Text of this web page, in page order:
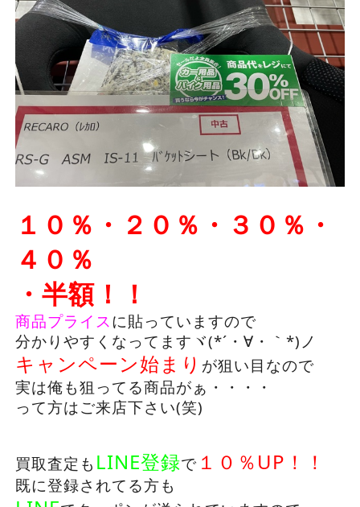
１０％・２０％・３０％・
４０％
・半額！！
商品プライスに貼っていますので
分かりやすくなってますヾ(*´・∀・｀*)ノ
キャンペーン始まり が狙い目なので
実は俺も狙ってる商品がぁ・・・・
って方はご来店下さい(笑)
買取査定も LINE登録で １０％UP！！
既に登録されてる方も